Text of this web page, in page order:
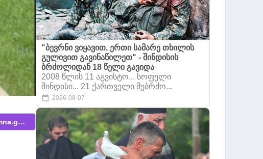
https://www.zmna.ge/news/gonieri-lamazi-...
"ბევრნი ვიყავით, ერთი სამარე თხილის
გულივით გავინაწილეთ" - შინდისის
ბრძოლიდან 18 წელი გავიდა
2008 წლის 11 აგვისტო... სოფელი
შინდისი... 21 ქართველი მებრძო...
2026-08-07